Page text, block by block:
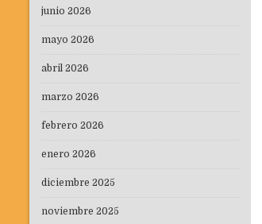
junio 2026
mayo 2026
abril 2026
marzo 2026
febrero 2026
enero 2026
diciembre 2025
noviembre 2025